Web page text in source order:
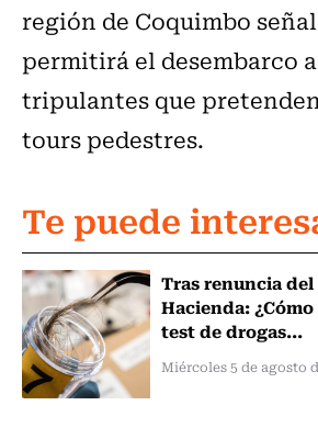
región de Coquimbo
permitirá el desembarco
tripulantes que
tours pedestres.
Te puede
Tras renuncia
Hacienda:
test de drogas...
Miércoles 5 de agosto